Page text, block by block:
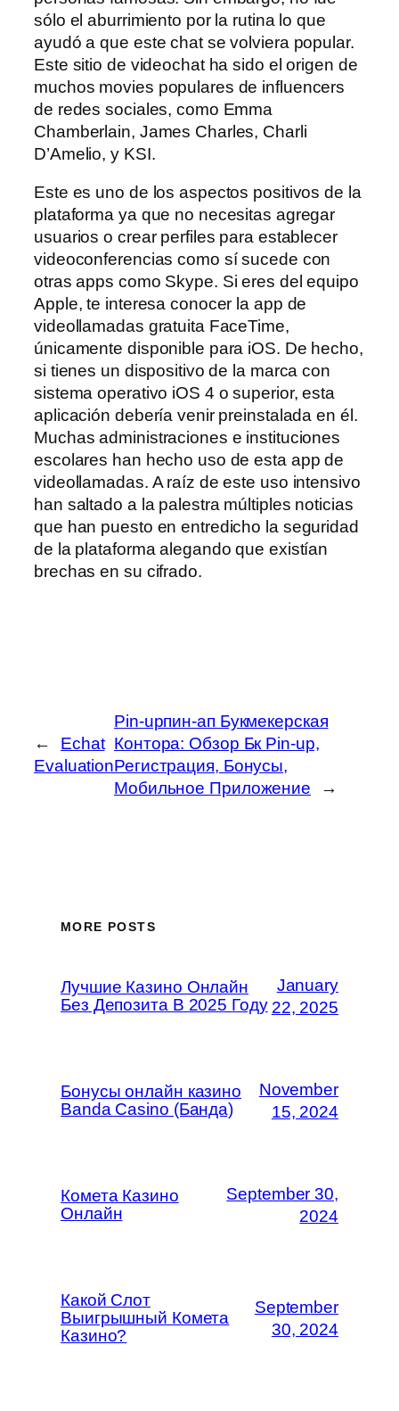
sólo el aburrimiento por la rutina lo que
ayudó a que este chat se volviera popular.
Este sitio de videochat ha sido el origen de
muchos movies populares de influencers
de redes sociales, como Emma
Chamberlain, James Charles, Charli
D’Amelio, y KSI.
Este es uno de los aspectos positivos de la
plataforma ya que no necesitas agregar
usuarios o crear perfiles para establecer
videoconferencias como sí sucede con
otras apps como Skype. Si eres del equipo
Apple, te interesa conocer la app de
videollamadas gratuita FaceTime,
únicamente disponible para iOS. De hecho,
si tienes un dispositivo de la marca con
sistema operativo iOS 4 o superior, esta
aplicación debería venir preinstalada en él.
Muchas administraciones e instituciones
escolares han hecho uso de esta app de
videollamadas. A raíz de este uso intensivo
han saltado a la palestra múltiples noticias
que han puesto en entredicho la seguridad
de la plataforma alegando que existían
brechas en su cifrado.
←
Echat
Evaluation
Pin-upпин-ап Букмекерская
Контора: Обзор Бк Pin-up,
Регистрация, Бонусы,
Мобильное Приложение
→
MORE POSTS
Лучшие Казино Онлайн
Без Депозита В 2025 Году
January
22, 2025
Бонусы онлайн казино
Banda Casino (Банда)
November
15, 2024
Комета Казино
Онлайн
September 30,
2024
Какой Слот
Выигрышный Комета
Казино?
September
30, 2024